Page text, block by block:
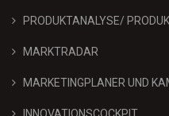
PRODUKTANALYSE/
MARKTRADAR
MARKETINGPLANER UND